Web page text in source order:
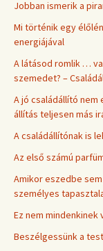
Jobban ismerik a
Mi történik egy
energiájával
A látásod romlik …
szemedet? –
A jó családállító
állítás teljesen más
A családállítónak is
Az első számú
Amikor eszedbe
személyes
Ez nem
Beszélgessünk a